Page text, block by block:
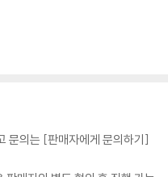
문의는 [판매자에게 문의하기]